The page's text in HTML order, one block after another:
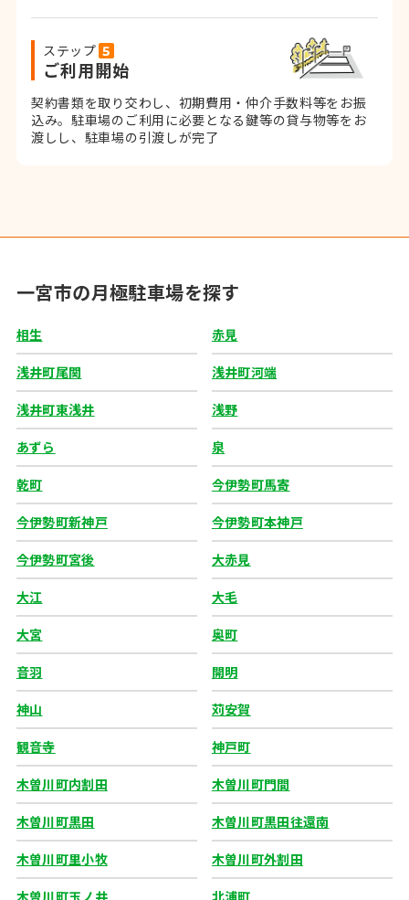
ステップ
ご利用開始
契約書類を取り交わし、初期費用・仲介手数料等をお振
込み。駐車場のご利用に必要となる鍵等の貸与物等をお
渡しし、駐車場の引渡しが完了
一宮市の月極駐車場を探す
相生 赤見
浅井町尾関 浅井町河端
浅井町東浅井 浅野
あずら 泉
乾町 今伊勢町馬寄
今伊勢町新神戸 今伊勢町本神戸
今伊勢町宮後 大赤見
大江 大毛
大宮 奥町
音羽 開明
神山 苅安賀
観音寺 神戸町
木曽川町内割田 木曽川町門間
木曽川町黒田 木曽川町黒田往還南
木曽川町里小牧 木曽川町外割田